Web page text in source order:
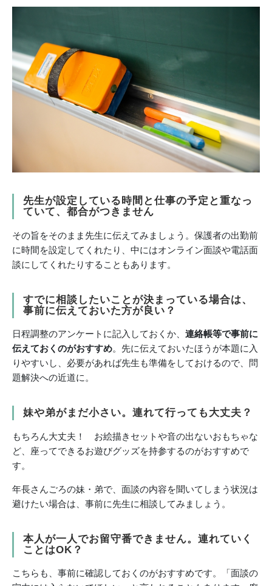
先生が設定している時間と仕事の予定と重なっ
ていて、都合がつきません
その旨をそのまま先生に伝えてみましょう。保護者の出勤前
に時間を設定してくれたり、中にはオンライン面談や電話面
談にしてくれたりすることもあります。
すでに相談したいことが決まっている場合は、
事前に伝えておいた方が良い？
日程調整のアンケートに記入しておくか、 連絡帳等で事前に
伝えておくのがおすすめ。先に伝えておいたほうが本題に入
りやすいし、必要があれば先生も準備をしておけるので、問
題解決への近道に。
妹や弟がまだ小さい。連れて行っても大丈夫？
もちろん大丈夫！ お絵描きセットや音の出ないおもちゃな
ど、座ってできるお遊びグッズを持参するのがおすすめで
す。
年長さんごろの妹・弟で、面談の内容を聞いてしまう状況は
避けたい場合は、事前に先生に相談してみましょう。
本人が一人でお留守番できません。連れていく
ことはOK？
こちらも、事前に確認しておくのがおすすめです。「面談の